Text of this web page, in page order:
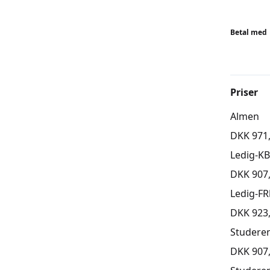
idé at
BEMÆRK
skal
Betal med
Priser
Almen
DKK
Ledig-
DKK
Ledig-
DKK
DKK